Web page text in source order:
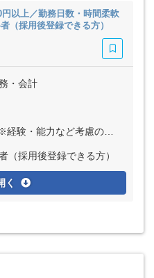
以上／勤務日数・時間柔軟
（採用後登録できる方）
・会計
など考慮の上、決定いたします
（採用後登録できる方）
く